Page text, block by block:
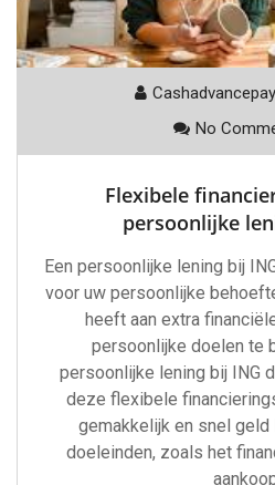
No
Flexibele
persoonlijke
Een persoonlijke lening bij
voor uw persoonlijke
heeft aan extra
persoonlijke doelen te
persoonlijke lening bij ING
deze flexibele
gemakkelijk en snel
doeleinden, zoals het